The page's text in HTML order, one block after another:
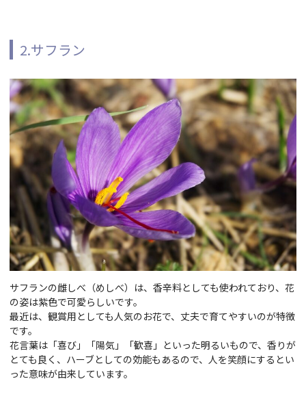
2.サフラン
サフランの雌しべ（めしべ）は、香辛料としても使われており、花
の姿は紫色で可愛らしいです。
最近は、観賞用としても人気のお花で、丈夫で育てやすいのが特徴
です。
花言葉は「喜び」「陽気」「歓喜」といった明るいもので、香りが
とても良く、ハーブとしての効能もあるので、人を笑顔にするとい
った意味が由来しています。